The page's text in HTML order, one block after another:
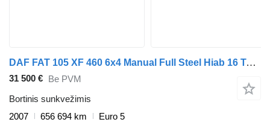
DAF FAT 105 XF 460 6x4 Manual Full Steel Hiab 16 Tonmeter laadkraan
31 500 € Be PVM
Bortinis sunkvežimis
2007
656 694 km
Euro 5